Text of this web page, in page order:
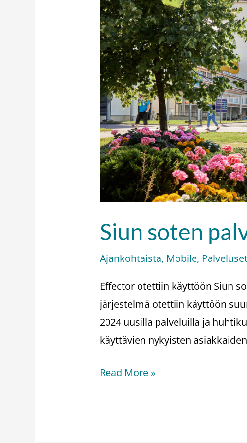
Siun soten
Ajankohtaista, Mobile,
Effector otettiin käyttöön Siun
järjestelmä otettiin käyttöön
2024 uusilla palveluilla ja
käyttävien nykyisten
Read More »